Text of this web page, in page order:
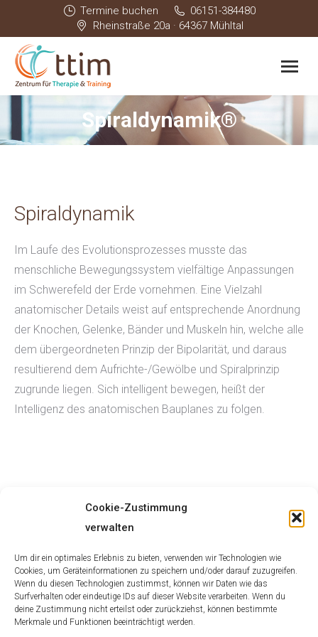
Cookie-Zustimmung
verwalten
Um dir ein optimales Erlebnis zu bieten, verwenden wir Technologien wie
Cookies, um Geräteinformationen zu speichern und/oder darauf zuzugreifen.
Wenn du diesen Technologien zustimmst, können wir Daten wie das
Surfverhalten oder eindeutige IDs auf dieser Website verarbeiten. Wenn du
deine Zustimmung nicht erteilst oder zurückziehst, können bestimmte
Merkmale und Funktionen beeinträchtigt werden.
Termine buchen
06151-384480
Rheinstraße 20a · 64367 Mühltal
Spiraldynamik®
Sie befinden sich hier:
Spiraldynamik
Im Laufe des Evolutionsprozesses musste das
menschliche Bewegungssystem vielfältige Anpassungen
im Schwerefeld der Erde vornehmen. Eine Vielzahl
anatomischer Details weist auf entsprechende Anordnung
der Knochen, Gelenke, Bänder und Muskeln hin, welche alle
dem übergeordneten Prinzip der Bipolarität, und daraus
resultierend dem Aufrichte-/Gewölbe und Spiralprinzip
zugrunde liegen. Sich intelligent bewegen, heißt der
Intelligenz des anatomischen Bauplanes zu folgen.
Hierfür braucht der Patient die klare Anleitung und
Unterstützung des Trainers, um Körpergefühl und
des spiraldynamischen Trainings ist die dauerhafte
prozesshafte Integration des spiraldynamischen
Bewgeungsverständnisses im Alltag und im sportlichen
Training.